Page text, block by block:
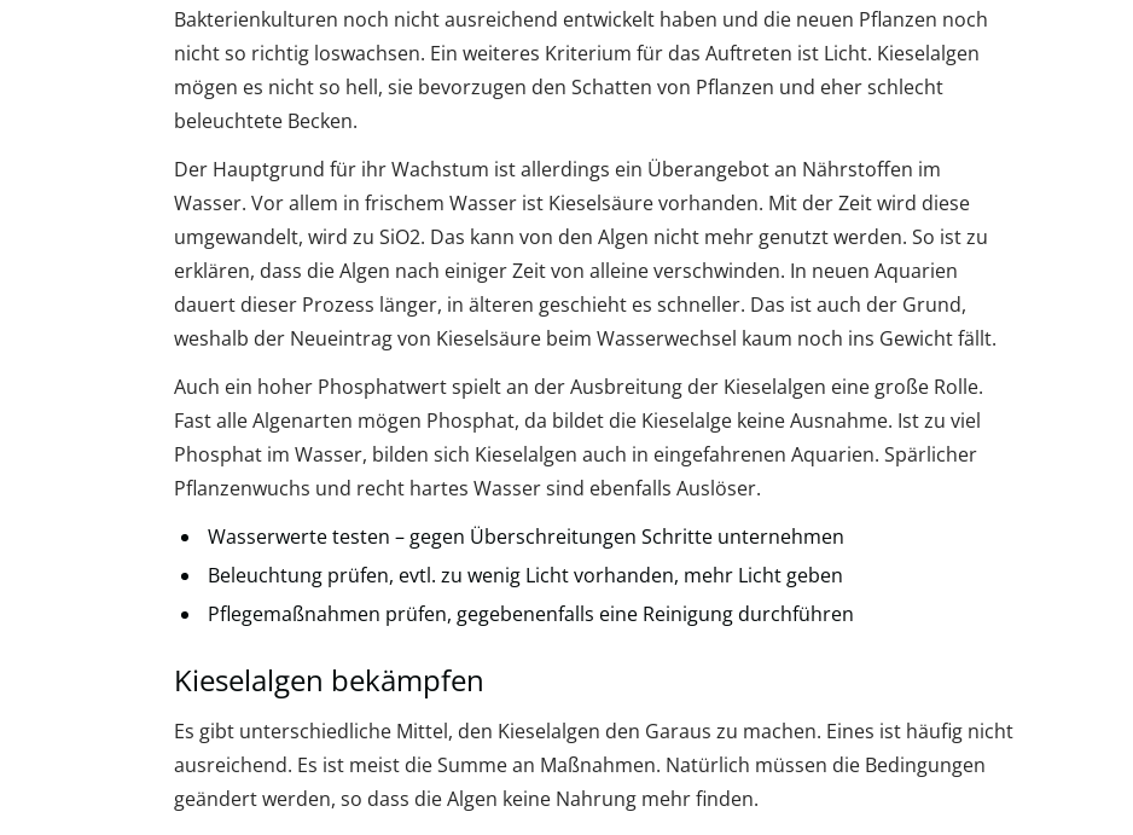
Bakterienkulturen noch nicht ausreichend entwickelt haben und die neuen Pflanzen noch
nicht so richtig loswachsen. Ein weiteres Kriterium für das Auftreten ist Licht. Kieselalgen
mögen es nicht so hell, sie bevorzugen den Schatten von Pflanzen und eher schlecht
beleuchtete Becken.
Der Hauptgrund für ihr Wachstum ist allerdings ein Überangebot an Nährstoffen im
Wasser. Vor allem in frischem Wasser ist Kieselsäure vorhanden. Mit der Zeit wird diese
umgewandelt, wird zu SiO2. Das kann von den Algen nicht mehr genutzt werden. So ist zu
erklären, dass die Algen nach einiger Zeit von alleine verschwinden. In neuen Aquarien
dauert dieser Prozess länger, in älteren geschieht es schneller. Das ist auch der Grund,
weshalb der Neueintrag von Kieselsäure beim Wasserwechsel kaum noch ins Gewicht fällt.
Auch ein hoher Phosphatwert spielt an der Ausbreitung der Kieselalgen eine große Rolle.
Fast alle Algenarten mögen Phosphat, da bildet die Kieselalge keine Ausnahme. Ist zu viel
Phosphat im Wasser, bilden sich Kieselalgen auch in eingefahrenen Aquarien. Spärlicher
Pflanzenwuchs und recht hartes Wasser sind ebenfalls Auslöser.
Wasserwerte testen – gegen Überschreitungen Schritte unternehmen
Beleuchtung prüfen, evtl. zu wenig Licht vorhanden, mehr Licht geben
Pflegemaßnahmen prüfen, gegebenenfalls eine Reinigung durchführen
Kieselalgen bekämpfen
Es gibt unterschiedliche Mittel, den Kieselalgen den Garaus zu machen. Eines ist häufig nicht
ausreichend. Es ist meist die Summe an Maßnahmen. Natürlich müssen die Bedingungen
geändert werden, so dass die Algen keine Nahrung mehr finden.